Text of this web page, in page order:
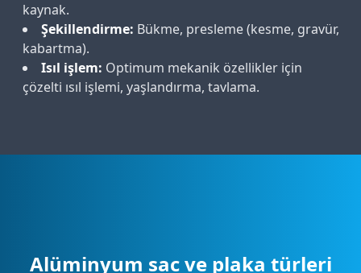
kaynak.
Şekillendirme: Bükme, presleme (kesme, gravür,
kabartma).
Isıl işlem: Optimum mekanik özellikler için
çözelti ısıl işlemi, yaşlandırma, tavlama.
Alüminyum sac ve plaka türleri